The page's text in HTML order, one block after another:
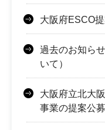
大阪府ESCO
過去のお知ら
いて）
大阪府立北大
事業の提案公